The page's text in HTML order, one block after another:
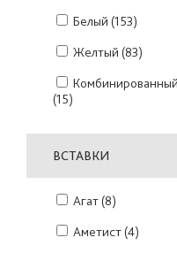
Белый (153)
Желтый (83)
Комбинированный
(15)
ВСТАВКИ
Агат(8)
Аметист(4)